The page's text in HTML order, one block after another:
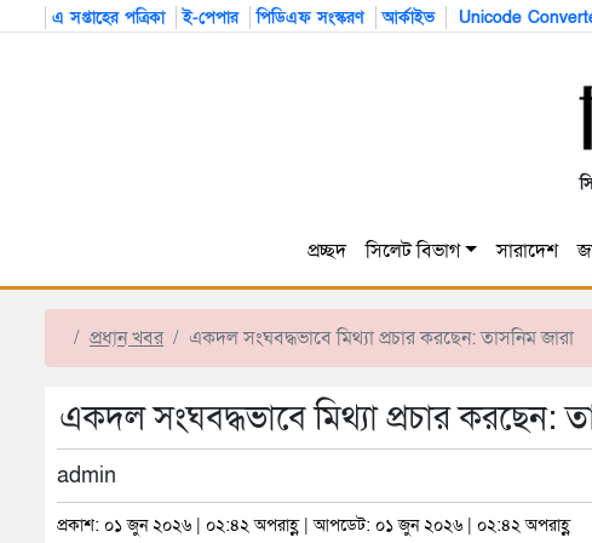
এ সপ্তাহের পত্রিকা ই-পেপার পিডিএফ সংস্করণ আর্কাইভ Unicode
প্রচ্ছদ সিলেট বিভাগ সারাদেশ
প্রধান খবর একদল সংঘবদ্ধভাবে মিথ্যা প্রচার করছেন: তাসনিম জারা
একদল সংঘবদ্ধভাবে মিথ্যা প্রচার করছেন:
admin
প্রকাশ: ০১ জুন ২০২৬ | ০২:৪২ অপরাহ্ণ | আপডেট: ০১ জুন ২০২৬ | ০২:৪২ অপরাহ্ণ